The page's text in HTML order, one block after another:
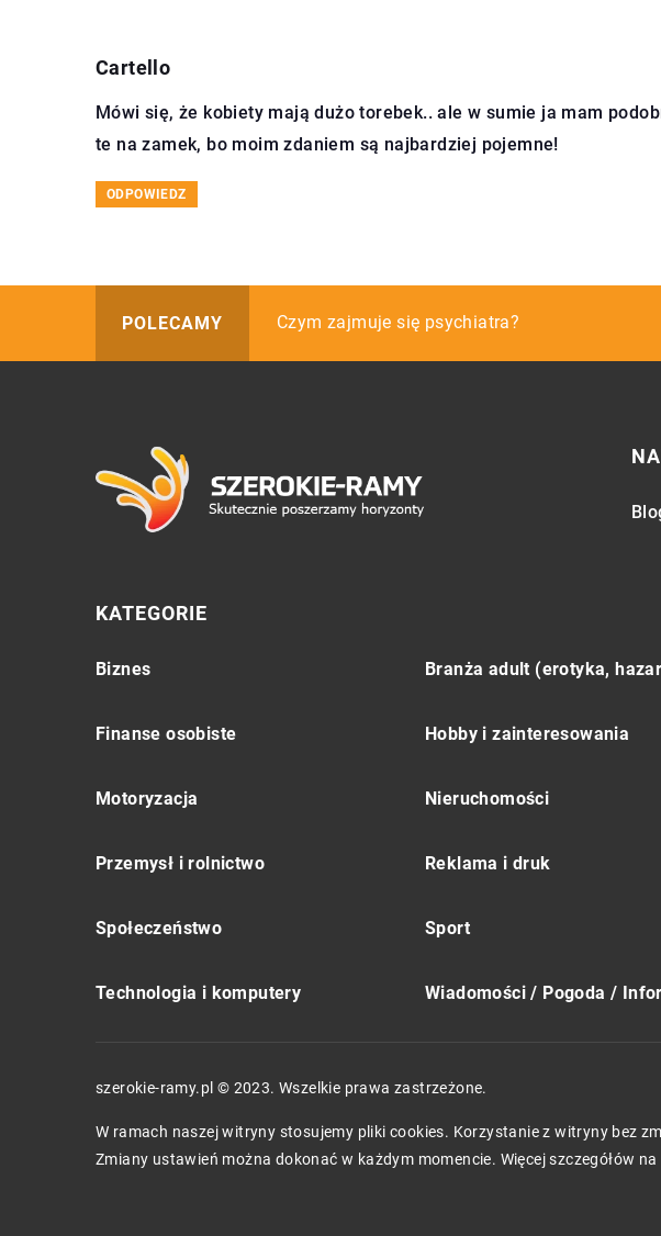
Cartello
Mówi się, że kobiety mają dużo torebek.. ale w sumie ja mam
te na zamek, bo moim zdaniem są najbardziej pojemne!
ODPOWIEDZ
POLECAMY Czy warto wybrać ręcznie robione kartki i
Czym zajmuje się psychiatra?
Jak chronić ekran telefonu?
KATEGORIE
Biznes Branża adult (erotyka,
Finanse osobiste Hobby i zainteresowania
Motoryzacja Nieruchomości
Przemysł i rolnictwo Reklama i druk
Społeczeństwo Sport
Technologia i komputery Wiadomości / Pogoda /
szerokie-ramy.pl © 2023. Wszelkie prawa zastrzeżone.
W ramach naszej witryny stosujemy pliki cookies. Korzystanie z witryny bez
Zmiany ustawień można dokonać w każdym momencie. Więcej szczegółów